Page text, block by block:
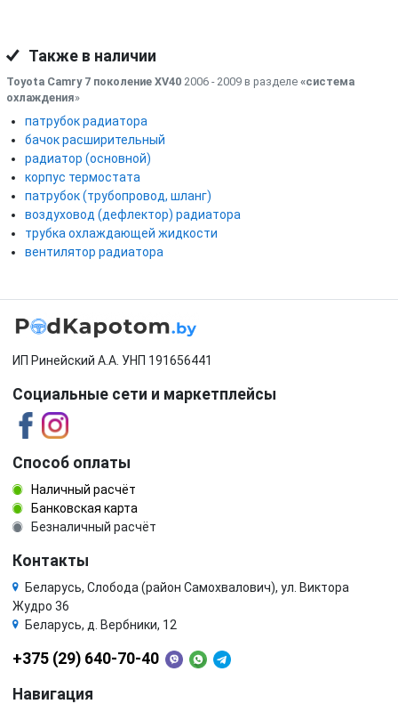
Также в наличии
Toyota Camry 7 поколение XV40 2006 - 2009 в разделе «система
охлаждения»
патрубок радиатора
бачок расширительный
радиатор (основной)
корпус термостата
патрубок (трубопровод, шланг)
воздуховод (дефлектор) радиатора
трубка охлаждающей жидкости
вентилятор радиатора
ИП Ринейский А.А. УНП 191656441
Социальные сети и маркетплейсы
Способ оплаты
Наличный расчёт
Банковская карта
Безналичный расчёт
Контакты
Беларусь, Слобода (район Самохвалович), ул. Виктора
Жудро 36
Беларусь, д. Вербники, 12
+375 (29) 640-70-40
Навигация